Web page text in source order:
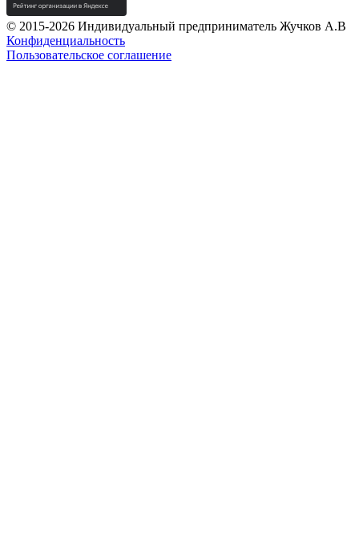
© 2015-2026 Индивидуальный предприниматель Жучков А.В
Конфиденциальность
Пользовательское соглашение